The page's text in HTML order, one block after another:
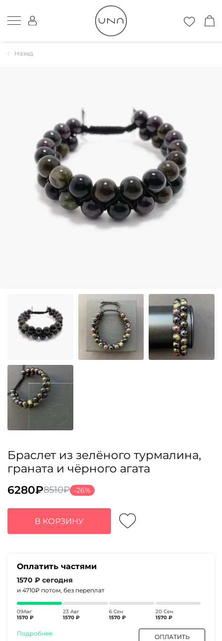
Назад
Браслет из зелёного турмалина,
граната и чёрного агата
8510₽
Первоначальная
цена
составляла
8510₽.
6280₽
Текущая
цена:
6280₽.
-26%
В КОРЗИНУ
Оплатить частями
1570 ₽ сегодня
и 4710₽ потом, без переплат
09Авг
1570 ₽
23 Авг
1570 ₽
6 Сен
1570 ₽
20 Сен
1570 ₽
Подробнее ОПЛАТИТЬ